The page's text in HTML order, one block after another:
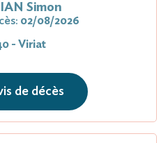
Simon
02/08/2026
- Viriat
de décès